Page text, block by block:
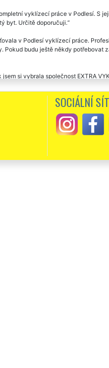
vyklízecí práce v Podlesí. S
byt. Určitě doporučuji.
v Podlesí vyklízecí práce.
Pokud budu ještě někdy potřebovat
si vybrala společnost EXTRA
👍 SOCIÁLNÍ